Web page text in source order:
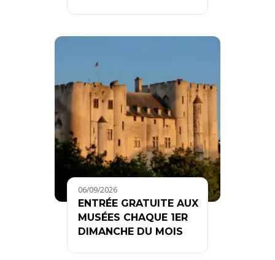
06/09/2026
ENTRÉE GRATUITE AUX
MUSÉES CHAQUE 1ER
DIMANCHE DU MOIS